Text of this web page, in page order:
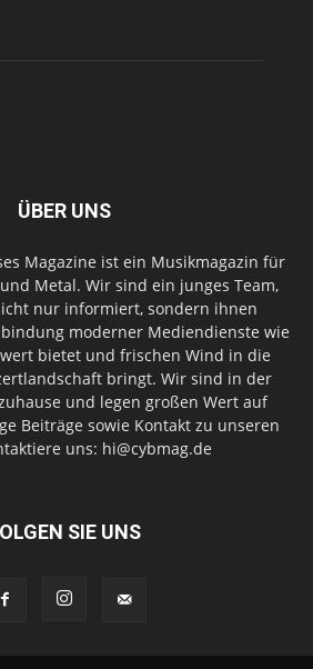
ÜBER UNS
Magazine ist ein Musikmagazin für
Metal. Wir sind ein junges Team,
nur informiert, sondern ihnen
moderner Mediendienste wie
bietet und frischen Wind in die
bringt. Wir sind in der
und legen großen Wert auf
Beiträge sowie Kontakt zu unseren
uns: hi@cybmag.de
SIE UNS